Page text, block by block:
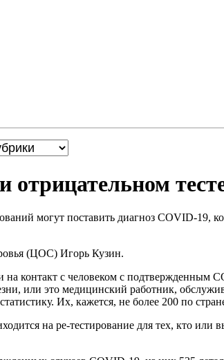
отрицательном
могут поставить диагноз COVID-19,
(ЦОС) Игорь Кузин.
контакт с человеком с подтвержденным
или это медицинский работник,
Их, кажется, не более 200 по
на ре-тестирование для тех, кто